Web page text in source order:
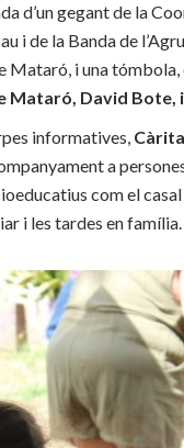
d’un gegant de la
i de la Banda de
Mataró, i una
Mataró, David Bote,
informatives,
a
com el
i les tardes en família.